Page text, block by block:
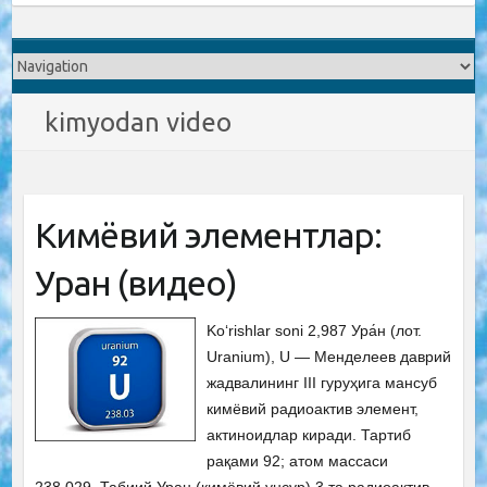
kimyodan video
Кимёвий элементлар:
Уран (видео)
Ko‘rishlar soni 2,987 Ура́н (лот.
Uranium), U — Менделеев даврий
жадвалининг III гуруҳига мансуб
кимёвий радиоактив элемент,
актиноидлар киради. Тартиб
рақами 92; атом массаси